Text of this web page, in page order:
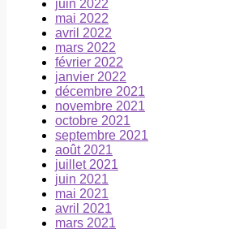
juin 2022
mai 2022
avril 2022
mars 2022
février 2022
janvier 2022
décembre 2021
novembre 2021
octobre 2021
septembre 2021
août 2021
juillet 2021
juin 2021
mai 2021
avril 2021
mars 2021